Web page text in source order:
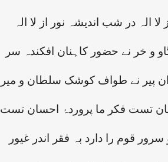
الہ در شب اندیشہ نور از لا الہ
و خر نے حضور کاہنان افکندہ سر
پیر نے طواف کوشک سلطان و میر
تست فکر ما پروردۂ احسان تست
قوم را دارد بہ فقر اندر غیور